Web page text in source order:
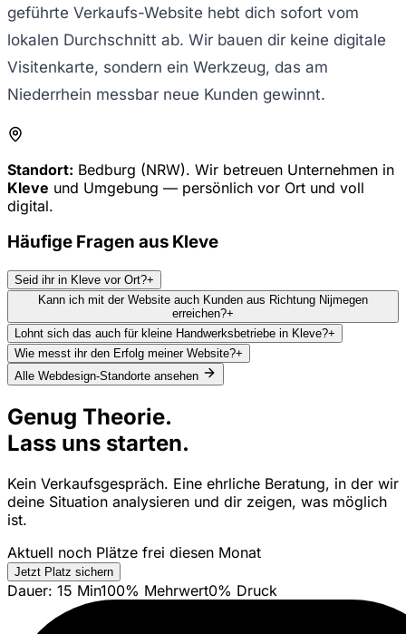
geführte Verkaufs-Website hebt dich sofort vom
lokalen Durchschnitt ab. Wir bauen dir keine digitale
Visitenkarte, sondern ein Werkzeug, das am
Niederrhein messbar neue Kunden gewinnt.
Standort: Bedburg (NRW). Wir betreuen Unternehmen in
Kleve und Umgebung — persönlich vor Ort und voll
digital.
Häufige Fragen aus Kleve
Seid ihr in Kleve vor Ort?+
Kann ich mit der Website auch Kunden aus Richtung Nijmegen
erreichen?+
Lohnt sich das auch für kleine Handwerksbetriebe in Kleve?+
Wie messt ihr den Erfolg meiner Website?+
Alle Webdesign-Standorte ansehen
Genug Theorie.
Lass uns starten.
Kein Verkaufsgespräch. Eine ehrliche Beratung, in der wir
deine Situation analysieren und dir zeigen, was möglich
ist.
Aktuell noch Plätze frei diesen Monat
Jetzt Platz sichern
Dauer: 15 Min100% Mehrwert0% Druck